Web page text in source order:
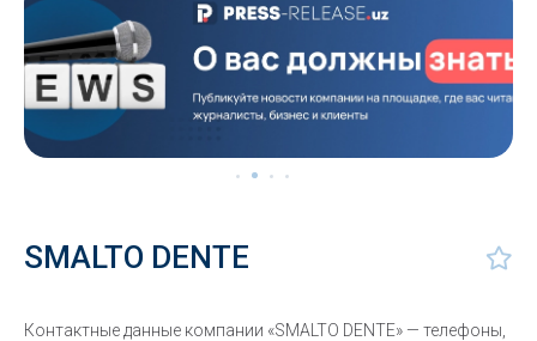
SMALTO DENTE
Контактные данные компании «SMALTO DENTE» — телефоны,